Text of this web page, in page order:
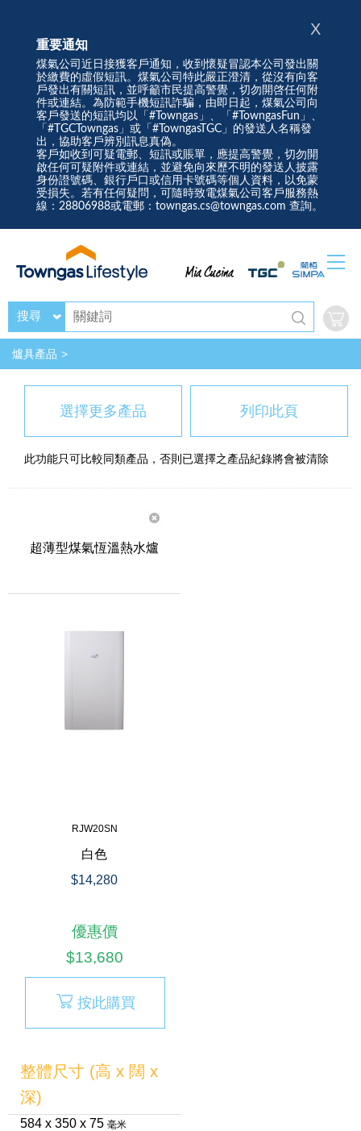
重要通知
煤氣公司近日接獲客戶通知，收到懷疑冒認本公司發出關
於繳費的虛假短訊。煤氣公司特此嚴正澄清，從沒有向客
戶發出有關短訊，並呼籲市民提高警覺，切勿開啓任何附
件或連結。為防範手機短訊詐騙，由即日起，煤氣公司向
客戶發送的短訊均以「#Towngas」、「#TowngasFun」、
「#TGCTowngas」或「#TowngasTGC」的發送人名稱發
出，協助客戶辨別訊息真偽。
客戶如收到可疑電郵、短訊或賬單，應提高警覺，切勿開
啟任何可疑附件或連結，並避免向來歷不明的發送人披露
身份證號碼、銀行戶口或信用卡號碼等個人資料，以免蒙
受損失。若有任何疑問，可隨時致電煤氣公司客戶服務熱
線：28806988或電郵：towngas.cs@towngas.com 查詢。
X
搜尋
爐具產品
選擇更多產品 列印此頁
此功能只可比較同類產品，否則已選擇之產品紀錄將會被清除
超薄型煤氣恆溫熱水爐
RJW20SN
白色
$14,280
優惠價
$13,680
按此購買
整體尺寸 (高 x 闊 x
深)
584 x 350 x 75 毫米